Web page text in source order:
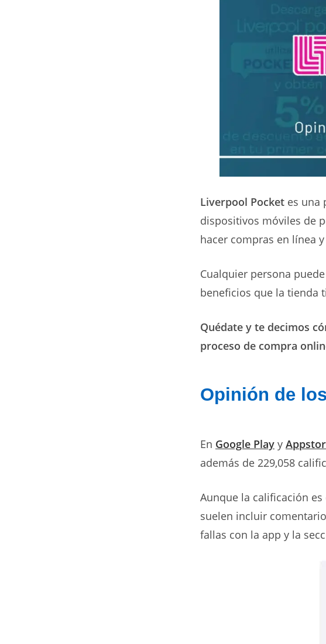
Liverpool Pocket es una
dispositivos móviles de
hacer compras en línea
Cualquier persona
beneficios que la tienda
Quédate y te decimos
proceso de compra
Opinión de
En Google Play y
además de 229,058
Aunque la calificación
suelen incluir
fallas con la app y la